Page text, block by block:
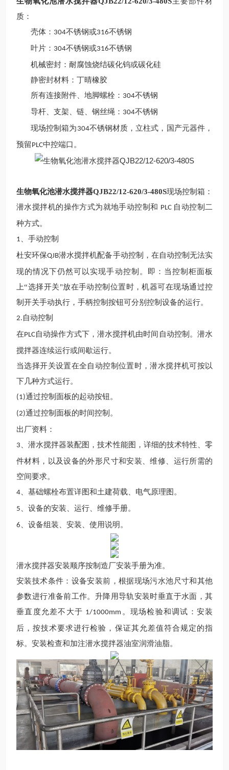
质 ：
壳体： 304不锈钢或316不锈钢
叶片： 304不锈钢或316不锈钢
机械密封：耐腐蚀烧结碳化钨或碳化硅
静密封材料： 丁晴橡胶
所有连接附件、地脚螺栓： 304不锈钢
导杆、支架、链、钢丝绳： 304不锈钢
现场控制箱为 304不锈钢材质，立柱式，国产元器件，
预留 PLC中控端口。
生物氧化池潜水搅拌器QJB22/12-620/3-480S现场控制箱：
潜水搅拌机的操作方式为就地手动控制和 PLC 自动控制二
种方式。
1 、手动控制
杜安环保QJB潜水搅拌机配备手动控制，在自动控制无法实
现的情况下仍然可以实现手动控制。即：当控制柜面板
上“选择开关"放在手动控制位置时，机器可在现场通过控
制开关手动执行，手柄控制按钮可分别控制设备的运行。
2. 自动控制
在PLC自动操作方式下，潜水搅拌机由时间自动控制。潜水
搅拌器连续运行或间歇运行。
当选择开关设置在全自动控制位置时，潜水搅拌机可按以
下几种方式运行。
(1)通过控制面板的起动按钮。
(2)通过控制面板的时间控制。
出厂资料：
3 、潜水搅拌器装配图，技术性能图，详细的技术特性、零
件材料，以及设备的外形尺寸和安装、维修、运行所需的
空间要求。
4 、基础螺栓布置详图和土建荷载、电气原理图。
5 、设备的安装、运行、维修手册。
6 、设备组装、安装、使用说明。
潜水搅拌器安装顺序按制造厂安装手册为准。
安装技术条件：设备安装前，根据现场污水池尺寸和其他
参数进行准备前工作。升降用导轨安装时垂直于水面，其
垂直度允差不大于 1/1000mm 。现场检验和调试：安装
后，按技术要求进行检验，保证其允差值符合规定的指
标。安装检查和加注潜水搅拌器油室润滑油脂。